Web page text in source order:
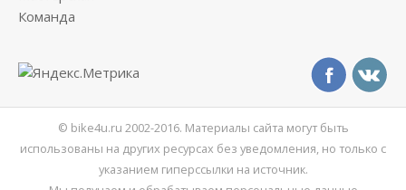
Команда
© bike4u.ru 2002-2016. Материалы сайта могут быть
использованы на других ресурсах без уведомления, но только с
указанием гиперссылки на источник.